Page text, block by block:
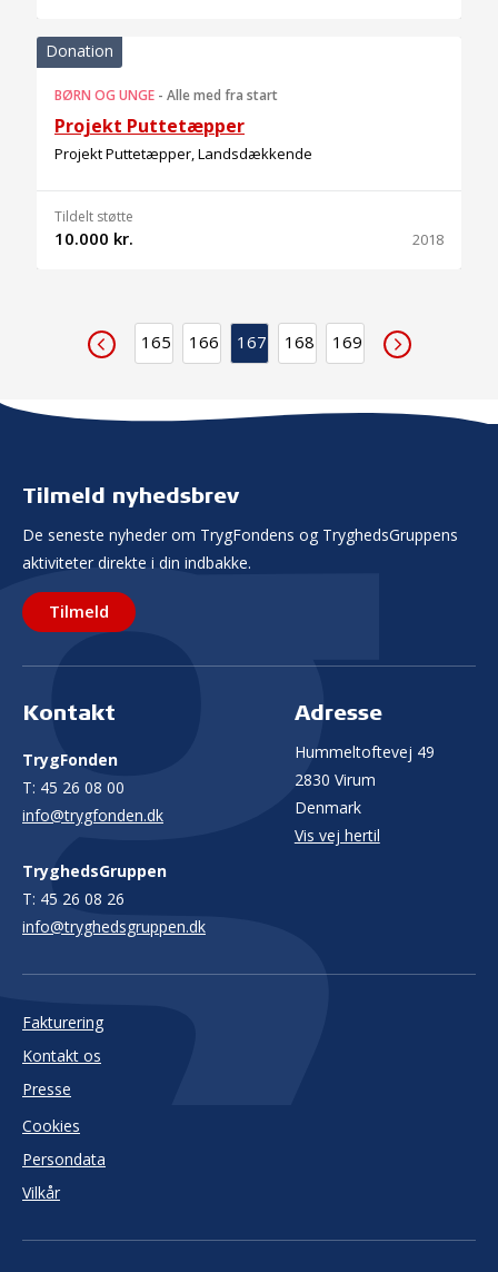
Donation
BØRN OG UNGE - Alle med fra start
Projekt Puttetæpper
Projekt Puttetæpper, Landsdækkende
Tildelt støtte
10.000 kr. 2018
165 166 167 168 169
Tilmeld nyhedsbrev
De seneste nyheder om TrygFondens og TryghedsGruppens
aktiviteter direkte i din indbakke.
Tilmeld
Kontakt
TrygFonden
T: 45 26 08 00
info@trygfonden.dk
TryghedsGruppen
T: 45 26 08 26
info@tryghedsgruppen.dk
Adresse
Hummeltoftevej 49
2830 Virum
Denmark
Vis vej hertil
Fakturering
Kontakt os
Presse
Cookies
Persondata
Vilkår